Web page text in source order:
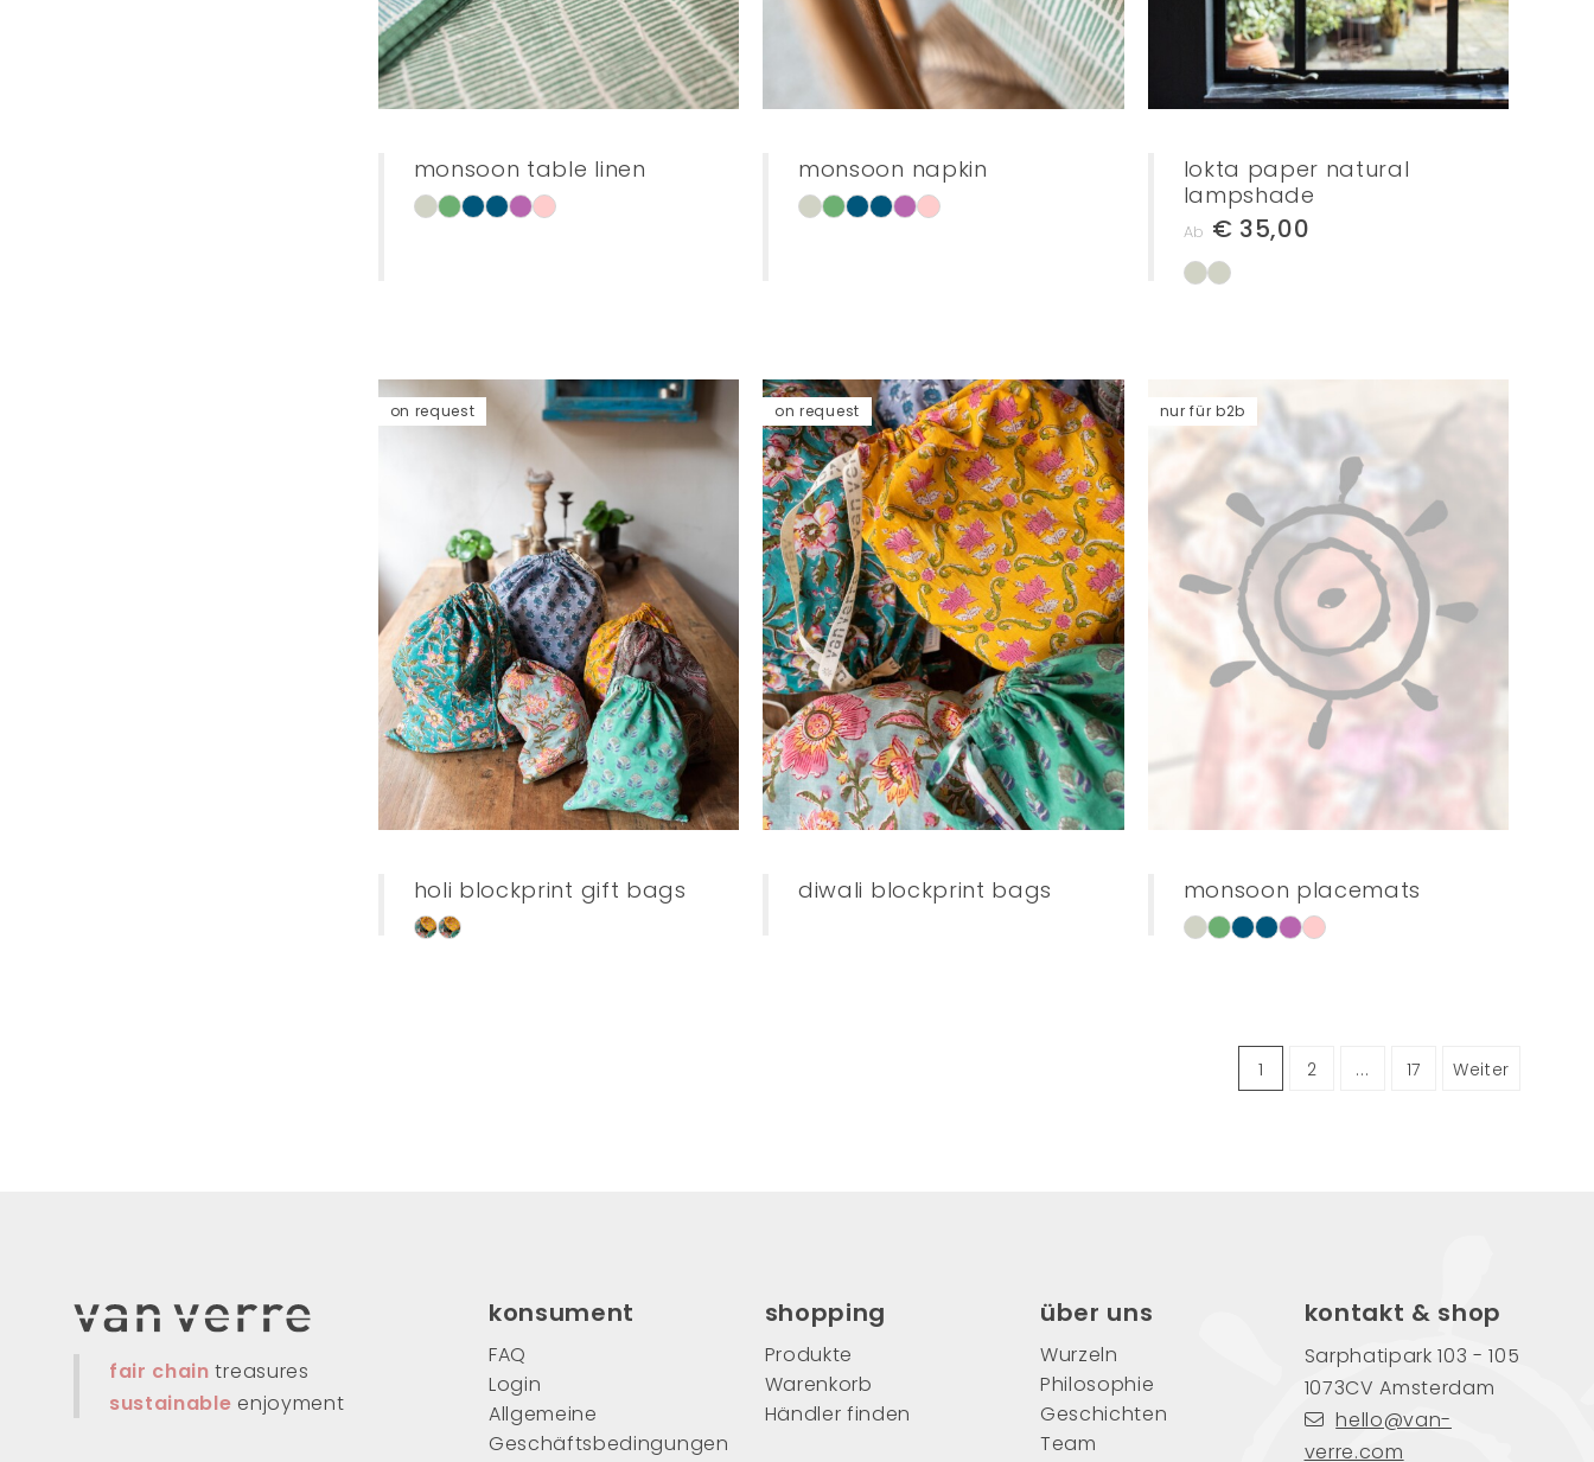
monsoon table linen monsoon napkin
lokta paper natural
lampshade
Ab € 35,00
on request
holi blockprint gift bags
on request
diwali blockprint bags
nur für b2b
monsoon placemats
1 2 ... 17 Weiter
fair chaintreasures
sustainable enjoyment
konsument
FAQ
Login
Allgemeine
Geschäftsbedingungen
shopping
Produkte
Warenkorb
Händler finden
über uns
Wurzeln
Philosophie
Geschichten
Team
kontakt & shop
Sarphatipark 103 - 105
1073CV Amsterdam
hello@van-
verre.com